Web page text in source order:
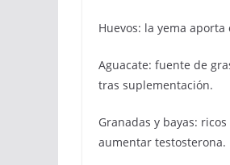
Huevos: la yema
Aguacate: fuente de
tras suplementación.
Granadas y bayas:
aumentar testosterona.